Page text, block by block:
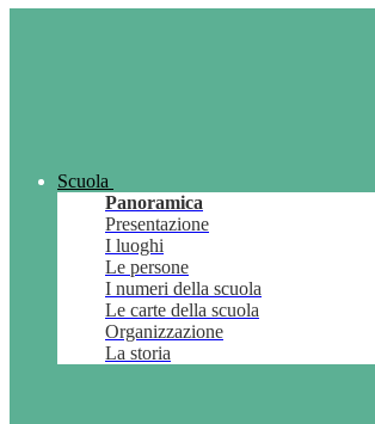
Scuola
Panoramica
Presentazione
I luoghi
Le persone
I numeri della scuola
Le carte della scuola
Organizzazione
La storia